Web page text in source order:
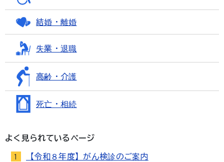
結婚・離婚
失業・退職
高齢・介護
死亡・相続
よく見られているページ
1 【令和８年度】がん検診のご案内